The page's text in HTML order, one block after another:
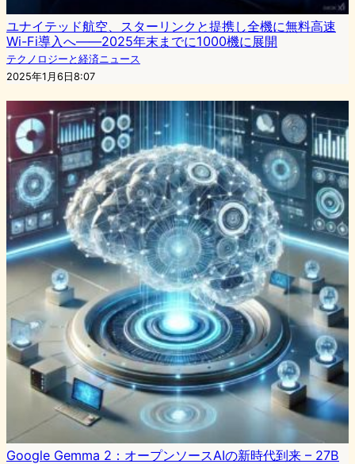
ユナイテッド航空、スターリンクと提携し全機に無料高速
Wi-Fi導入へ――2025年末までに1000機に展開
テクノロジーと経済ニュース
2025年1月6日8:07
Google Gemma 2：オープンソースAIの新時代到来 – 27B